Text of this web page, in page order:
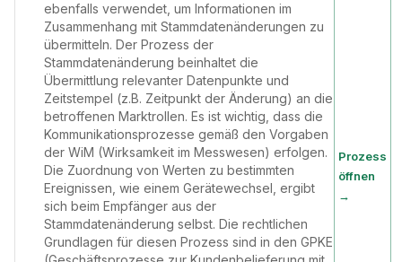
ebenfalls verwendet, um Informationen im
Zusammenhang mit Stammdatenänderungen zu
übermitteln. Der Prozess der
Stammdatenänderung beinhaltet die
Übermittlung relevanter Datenpunkte und
Zeitstempel (z.B. Zeitpunkt der Änderung) an die
betroffenen Marktrollen. Es ist wichtig, dass die
Kommunikationsprozesse gemäß den Vorgaben
der WiM (Wirksamkeit im Messwesen) erfolgen.
Die Zuordnung von Werten zu bestimmten
Ereignissen, wie einem Gerätewechsel, ergibt
sich beim Empfänger aus der
Stammdatenänderung selbst. Die rechtlichen
Grundlagen für diesen Prozess sind in den GPKE
Prozess
öffnen
→